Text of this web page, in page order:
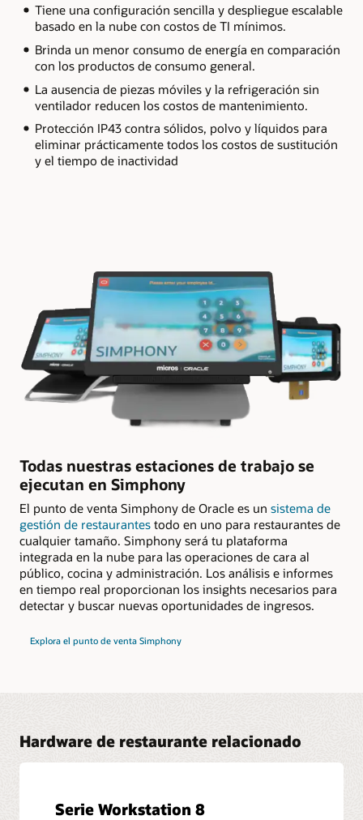
Tiene una configuración sencilla y despliegue escalable
basado en la nube con costos de TI mínimos.
Brinda un menor consumo de energía en comparación
con los productos de consumo general.
La ausencia de piezas móviles y la refrigeración sin
ventilador reducen los costos de mantenimiento.
Protección IP43 contra sólidos, polvo y líquidos para
eliminar prácticamente todos los costos de sustitución
y el tiempo de inactividad
Todas nuestras estaciones de trabajo se
ejecutan en Simphony
El punto de venta Simphony de Oracle es un sistema de
gestión de restaurantes todo en uno para restaurantes de
cualquier tamaño. Simphony será tu plataforma
integrada en la nube para las operaciones de cara al
público, cocina y administración. Los análisis e informes
en tiempo real proporcionan los insights necesarios para
detectar y buscar nuevas oportunidades de ingresos.
Explora el punto de venta Simphony
Hardware de restaurante relacionado
Serie Workstation 8